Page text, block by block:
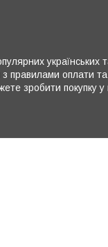
українських
правилами оплати
зробити покупку у